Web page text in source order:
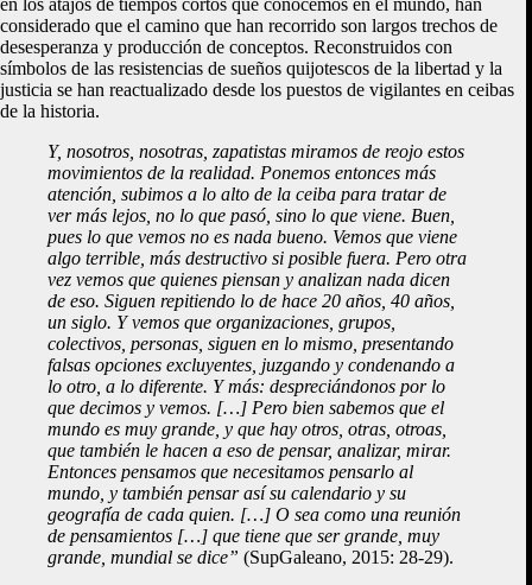
considerado que el camino que han recorrido son largos trechos de
desesperanza y producción de conceptos. Reconstruidos con
símbolos de las resistencias de sueños quijotescos de la libertad y la
justicia se han reactualizado desde los puestos de vigilantes en ceibas
de la historia.
Y, nosotros, nosotras, zapatistas miramos de reojo estos
movimientos de la realidad. Ponemos entonces más
atención, subimos a lo alto de la ceiba para tratar de
ver más lejos, no lo que pasó, sino lo que viene. Buen,
pues lo que vemos no es nada bueno. Vemos que viene
algo terrible, más destructivo si posible fuera. Pero otra
vez vemos que quienes piensan y analizan nada dicen
de eso. Siguen repitiendo lo de hace 20 años, 40 años,
un siglo. Y vemos que organizaciones, grupos,
colectivos, personas, siguen en lo mismo, presentando
falsas opciones excluyentes, juzgando y condenando a
lo otro, a lo diferente. Y más: despreciándonos por lo
que decimos y vemos. […] Pero bien sabemos que el
mundo es muy grande, y que hay otros, otras, otroas,
que también le hacen a eso de pensar, analizar, mirar.
Entonces pensamos que necesitamos pensarlo al
mundo, y también pensar así su calendario y su
geografía de cada quien. […] O sea como una reunión
de pensamientos […] que tiene que ser grande, muy
grande, mundial se dice” (SupGaleano, 2015: 28-29).